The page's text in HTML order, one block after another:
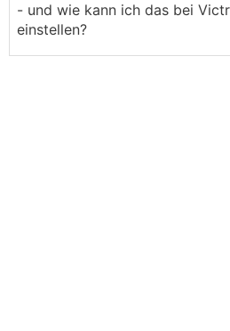
- und wie kann ich das bei
einstellen?